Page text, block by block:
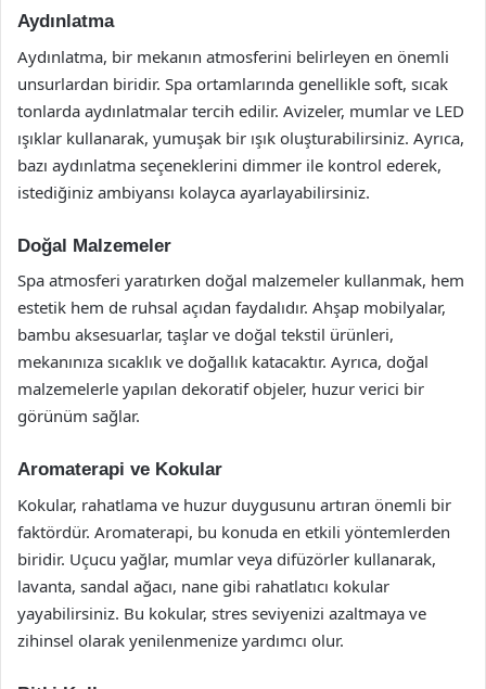
Aydınlatma
Aydınlatma, bir mekanın atmosferini belirleyen en önemli
unsurlardan biridir. Spa ortamlarında genellikle soft, sıcak
tonlarda aydınlatmalar tercih edilir. Avizeler, mumlar ve LED
ışıklar kullanarak, yumuşak bir ışık oluşturabilirsiniz. Ayrıca,
bazı aydınlatma seçeneklerini dimmer ile kontrol ederek,
istediğiniz ambiyansı kolayca ayarlayabilirsiniz.
Doğal Malzemeler
Spa atmosferi yaratırken doğal malzemeler kullanmak, hem
estetik hem de ruhsal açıdan faydalıdır. Ahşap mobilyalar,
bambu aksesuarlar, taşlar ve doğal tekstil ürünleri,
mekanınıza sıcaklık ve doğallık katacaktır. Ayrıca, doğal
malzemelerle yapılan dekoratif objeler, huzur verici bir
görünüm sağlar.
Aromaterapi ve Kokular
Kokular, rahatlama ve huzur duygusunu artıran önemli bir
faktördür. Aromaterapi, bu konuda en etkili yöntemlerden
biridir. Uçucu yağlar, mumlar veya difüzörler kullanarak,
lavanta, sandal ağacı, nane gibi rahatlatıcı kokular
yayabilirsiniz. Bu kokular, stres seviyenizi azaltmaya ve
zihinsel olarak yenilenmenize yardımcı olur.